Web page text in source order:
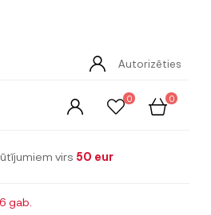
Autorizēties
0 0
virs 50 eur
gab.